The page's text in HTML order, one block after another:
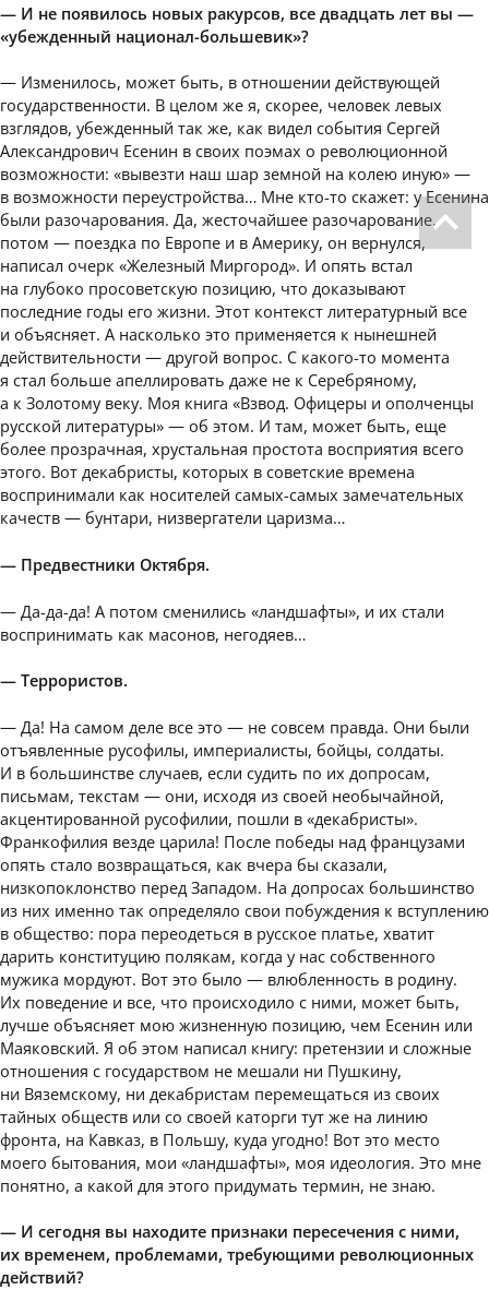
— И не появилось новых ракурсов, все двадцать лет вы —
«убежденный национал-большевик»?
— Изменилось, может быть, в отношении действующей
государственности. В целом же я, скорее, человек левых
взглядов, убежденный так же, как видел события Сергей
Александрович Есенин в своих поэмах о революционной
возможности: «вывезти наш шар земной на колею иную» —
в возможности переустройства… Мне кто-то скажет: у Есенина
были разочарования. Да, жесточайшее разочарование,
потом — поездка по Европе и в Америку, он вернулся,
написал очерк «Железный Миргород». И опять встал
на глубоко просоветскую позицию, что доказывают
последние годы его жизни. Этот контекст литературный все
и объясняет. А насколько это применяется к нынешней
действительности — другой вопрос. С какого-то момента
я стал больше апеллировать даже не к Серебряному,
а к Золотому веку. Моя книга «Взвод. Офицеры и ополченцы
русской литературы» — об этом. И там, может быть, еще
более прозрачная, хрустальная простота восприятия всего
этого. Вот декабристы, которых в советские времена
воспринимали как носителей самых-самых замечательных
качеств — бунтари, низвергатели царизма…
— Предвестники Октября.
— Да-да-да! А потом сменились «ландшафты», и их стали
воспринимать как масонов, негодяев…
— Террористов.
— Да! На самом деле все это — не совсем правда. Они были
отъявленные русофилы, империалисты, бойцы, солдаты.
И в большинстве случаев, если судить по их допросам,
письмам, текстам — они, исходя из своей необычайной,
акцентированной русофилии, пошли в «декабристы».
Франкофилия везде царила! После победы над французами
опять стало возвращаться, как вчера бы сказали,
низкопоклонство перед Западом. На допросах большинство
из них именно так определяло свои побуждения к вступлению
в общество: пора переодеться в русское платье, хватит
дарить конституцию полякам, когда у нас собственного
мужика мордуют. Вот это было — влюбленность в родину.
Их поведение и все, что происходило с ними, может быть,
лучше объясняет мою жизненную позицию, чем Есенин или
Маяковский. Я об этом написал книгу: претензии и сложные
отношения с государством не мешали ни Пушкину,
ни Вяземскому, ни декабристам перемещаться из своих
тайных обществ или со своей каторги тут же на линию
фронта, на Кавказ, в Польшу, куда угодно! Вот это место
моего бытования, мои «ландшафты», моя идеология. Это мне
понятно, а какой для этого придумать термин, не знаю.
— И сегодня вы находите признаки пересечения с ними,
их временем, проблемами, требующими революционных
действий?